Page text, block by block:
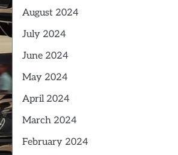
August 2024
July 2024
June 2024
May 2024
April 2024
March 2024
February 2024